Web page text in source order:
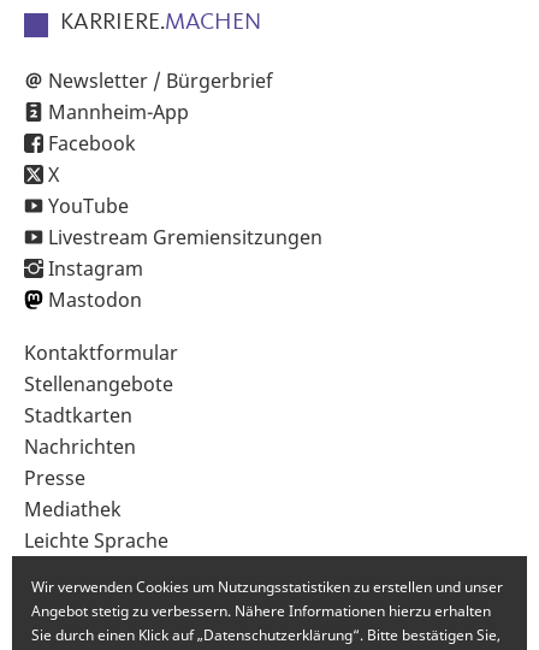
KARRIERE.MACHEN
Newsletter / Bürgerbrief
Mannheim-App
Facebook
X
YouTube
Livestream Gremiensitzungen
Instagram
Mastodon
Sekundärnavigation
im
Fußbereich
Kontaktformular
Stellenangebote
Stadtkarten
Nachrichten
Presse
Mediathek
Leichte Sprache
Wir verwenden Cookies um Nutzungsstatistiken zu erstellen und unser
Angebot stetig zu verbessern. Nähere Informationen hierzu erhalten
Sie durch einen Klick auf „Datenschutzerklärung“. Bitte bestätigen Sie,